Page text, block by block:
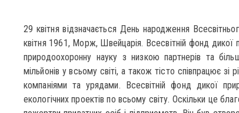
29 квітня відзначається День народження
квітня 1961, Морж, Швейцарія. Всесвітній фонд
природоохоронну науку з низкою партнерів та
мільйонів у всьому світі, а також тісто співпрацює
компаніями та урядами. Всесвітній фонд дикої
екологічних проектів по всьому світу. Оскільки це